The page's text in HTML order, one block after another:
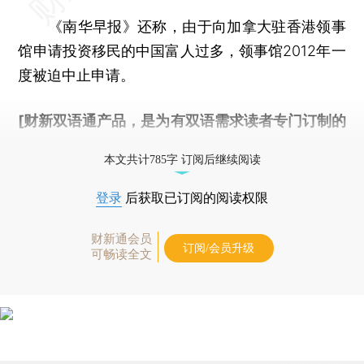
《南华早报》还称，由于向加拿大驻香港领事
馆申请投资移民的中国富人过多，领事馆2012年一
度被迫中止申请。
[财新双语通产品，是为有双语需求读者专门订制的
本文共计785字 订阅后继续阅读
登录 后获取已订阅的阅读权限
财新通会员
可畅读全文
订阅/会员升级